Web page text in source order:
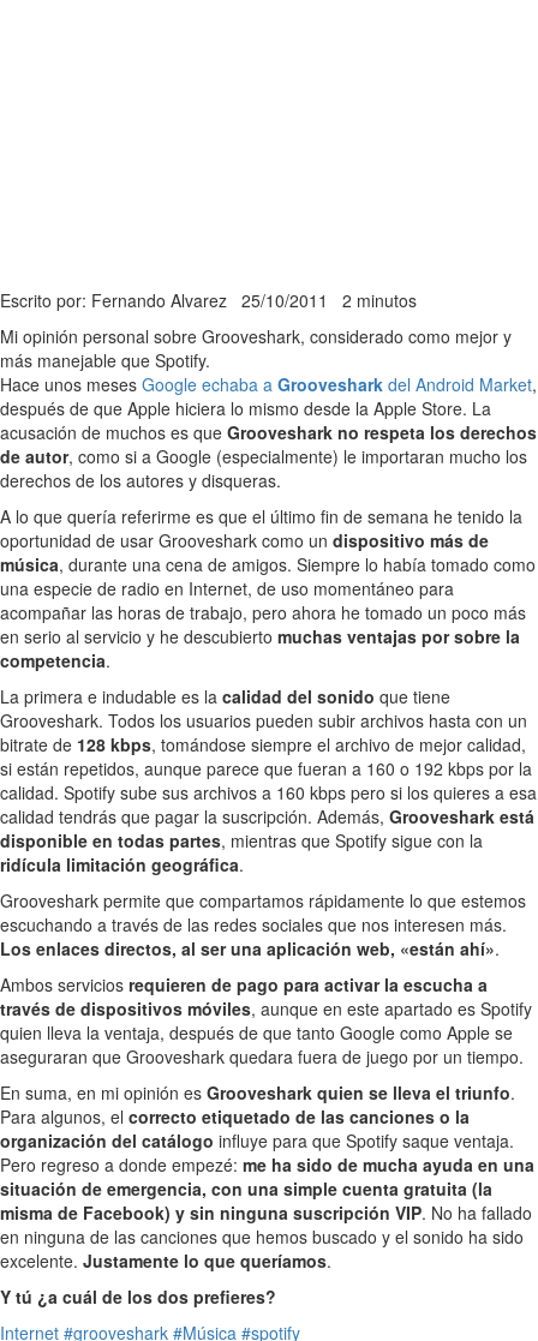
Escrito por: Fernando Alvarez 25/10/2011 2 minutos
Mi opinión personal sobre Grooveshark, considerado como mejor y
más manejable que Spotify.
Hace unos meses Google echaba a Grooveshark del Android Market,
después de que Apple hiciera lo mismo desde la Apple Store. La
acusación de muchos es que Grooveshark no respeta los derechos
de autor, como si a Google (especialmente) le importaran mucho los
derechos de los autores y disqueras.
A lo que quería referirme es que el último fin de semana he tenido la
oportunidad de usar Grooveshark como un dispositivo más de
música, durante una cena de amigos. Siempre lo había tomado como
una especie de radio en Internet, de uso momentáneo para
acompañar las horas de trabajo, pero ahora he tomado un poco más
en serio al servicio y he descubierto muchas ventajas por sobre la
competencia.
La primera e indudable es la calidad del sonido que tiene
Grooveshark. Todos los usuarios pueden subir archivos hasta con un
bitrate de 128 kbps, tomándose siempre el archivo de mejor calidad,
si están repetidos, aunque parece que fueran a 160 o 192 kbps por la
calidad. Spotify sube sus archivos a 160 kbps pero si los quieres a esa
calidad tendrás que pagar la suscripción. Además, Grooveshark está
disponible en todas partes, mientras que Spotify sigue con la
ridícula limitación geográfica.
Grooveshark permite que compartamos rápidamente lo que estemos
escuchando a través de las redes sociales que nos interesen más.
Los enlaces directos, al ser una aplicación web, «están ahí».
Ambos servicios requieren de pago para activar la escucha a
través de dispositivos móviles, aunque en este apartado es Spotify
quien lleva la ventaja, después de que tanto Google como Apple se
aseguraran que Grooveshark quedara fuera de juego por un tiempo.
En suma, en mi opinión es Grooveshark quien se lleva el triunfo.
Para algunos, el correcto etiquetado de las canciones o la
organización del catálogo influye para que Spotify saque ventaja.
Pero regreso a donde empezé: me ha sido de mucha ayuda en una
situación de emergencia, con una simple cuenta gratuita (la
misma de Facebook) y sin ninguna suscripción VIP. No ha fallado
en ninguna de las canciones que hemos buscado y el sonido ha sido
excelente. Justamente lo que queríamos.
Y tú ¿a cuál de los dos prefieres?
Internet #grooveshark #Música #spotify